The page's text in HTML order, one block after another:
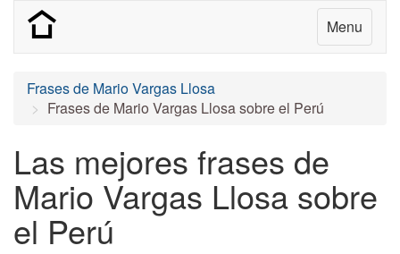
Menu
Frases de Mario Vargas Llosa
Frases de Mario Vargas Llosa sobre el Perú
Las mejores frases de
Mario Vargas Llosa sobre
el Perú